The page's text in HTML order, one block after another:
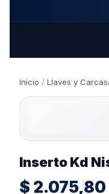
Inicio / Llaves y
Inserto Kd
$ 2.075,80